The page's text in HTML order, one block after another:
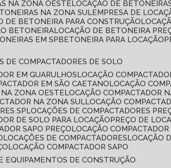
NA ZONA OESTE LOCAÇÃO DE
NA ZONA SUL
EMPRESA DE
DE BETONEIRA PARA CONSTRUÇÃO
BETONEIRA LOCAÇÃO DE BETONEIRA
EM SP BETONEIRA PARA LOCAÇÃO
DE COMPACTADORES DE SOLO
EM GUARULHOS LOCAÇÃO
EM SÃO CAETANO LOCAÇÃO
NA ZONA OESTE LOCAÇÃO COMPACTADOR
NA ZONA SUL LOCAÇÃO
SP LOCAÇÕES DE COMPACTADORES
DE SOLO PARA LOCAÇÃO
PREÇO DE
SAPO PREÇO LOCAÇÃO
LOCAÇÕES DE COMPACTADORES LOCAÇÃO
LOCAÇÃO COMPACTADOR SAPO
EQUIPAMENTOS DE CONSTRUÇÃO